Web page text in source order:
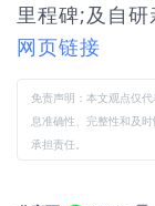
里程碑;及自
网页链接
免责声明：本文观点仅
息准确性、完整性和及
承担责任。